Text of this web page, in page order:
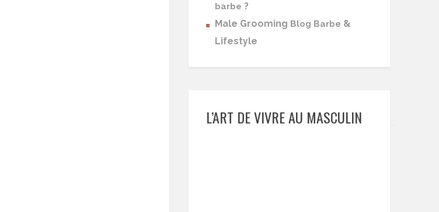
barbe ?
Male Grooming Blog Barbe &
Lifestyle
L’ART DE VIVRE AU MASCULIN